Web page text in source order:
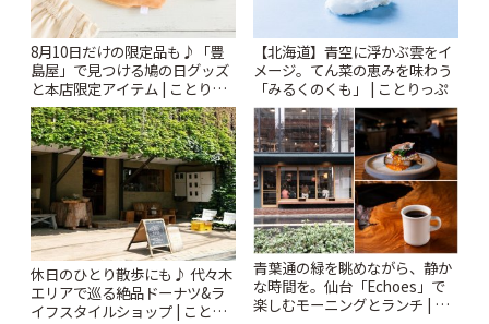
8月10日だけの限定品も♪「豊
島屋」で見つける鳩の日グッズ
と本店限定アイテム | ことりっ
ぷ
【北海道】青空に浮かぶ雲をイ
メージ。てん菜の恵みを味わう
「みるくのくも」 | ことりっぷ
休日のひとり散歩にも♪ 代々木
エリアで巡る絶品ドーナツ&ラ
イフスタイルショップ | ことり
青葉通の緑を眺めながら、静か
な時間を。仙台「Echoes」で
楽しむモーニングとランチ | こ